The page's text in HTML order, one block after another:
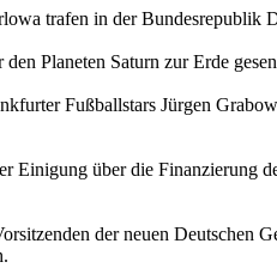
trafen in der Bundesrepublik
Planeten Saturn zur Erde
Fußballstars Jürgen
Einigung über die
der neuen Deutschen